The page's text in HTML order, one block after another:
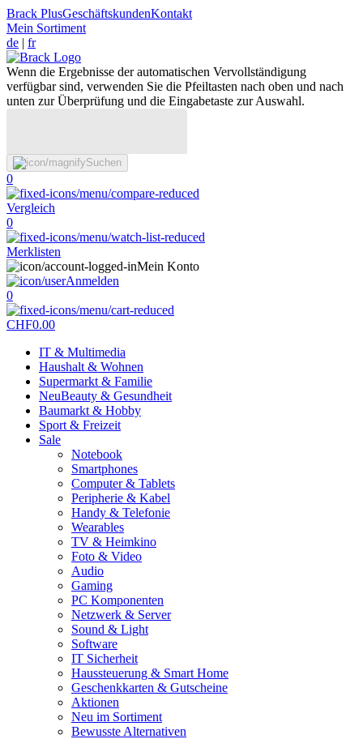
Brack PlusGeschäftskundenKontakt
Mein Sortiment
de | fr
Wenn die Ergebnisse der automatischen Vervollständigung
verfügbar sind, verwenden Sie die Pfeiltasten nach oben und nach
unten zur Überprüfung und die Eingabetaste zur Auswahl.
Suchen
0
Vergleich
0
Merklisten
Mein Konto
Anmelden
0
CHF0.00
IT & Multimedia
Haushalt & Wohnen
Supermarkt & Familie
NeuBeauty & Gesundheit
Baumarkt & Hobby
Sport & Freizeit
Sale
Notebook
Smartphones
Computer & Tablets
Peripherie & Kabel
Handy & Telefonie
Wearables
TV & Heimkino
Foto & Video
Audio
Gaming
PC Komponenten
Netzwerk & Server
Sound & Light
Software
IT Sicherheit
Haussteuerung & Smart Home
Geschenkkarten & Gutscheine
Aktionen
Neu im Sortiment
Bewusste Alternativen